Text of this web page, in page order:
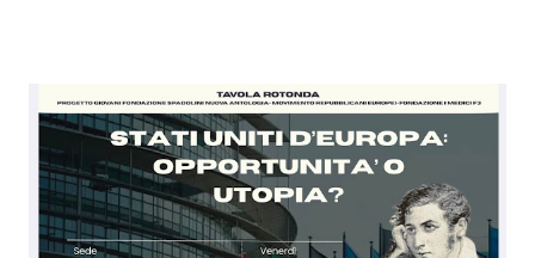
lasciare. Ebbene siamo arrivati al punto che dopo 4 anni di
guerra in Ucraina gli Usa e la Russia sono de facto uniti
contro il modello di Unione Europea in una logica, a mio
modesto parere, di imperi in crisi. Ebbene se da un lato
questa cosa mi amareggia, essendo io da sempre grato agli